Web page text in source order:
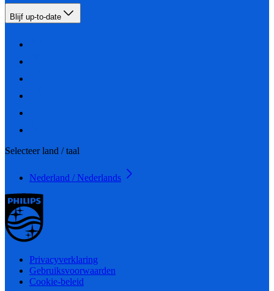
Blijf up-to-date
Selecteer land / taal
Nederland / Nederlands
Privacyverklaring
Gebruiksvoorwaarden
Cookie-beleid